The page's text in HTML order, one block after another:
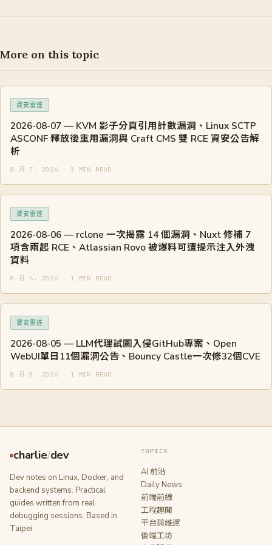
More on this topic
資安雷達
2026-08-07 — KVM 影子分頁引用計數漏洞、Linux SCTP
ASCONF 釋放後重用漏洞與 Craft CMS 雙 RCE 資安公告解
析
8 月 7, 2026 · 3 MIN READ
資安雷達
2026-08-06 — rclone 一次揭露 14 個漏洞、Nuxt 修補 7
項含兩起 RCE、Atlassian Rovo 被爆料可遭提示注入外洩
資料
8 月 6, 2026 · 1 MIN READ
資安雷達
2026-08-05 — LLM代理試圖入侵GitHub專案、Open
WebUI單日11個漏洞公告、Bouncy Castle一次修32個CVE
8 月 5, 2026 · 1 MIN READ
charlie/dev
Dev notes on Linux, Docker, and
backend systems. Practical
guides written from real
debugging sessions. Based in
Taipei.
TOPICS
AI 前沿
Daily News
前端前線
工程趣聞
平台與維運
後端工坊